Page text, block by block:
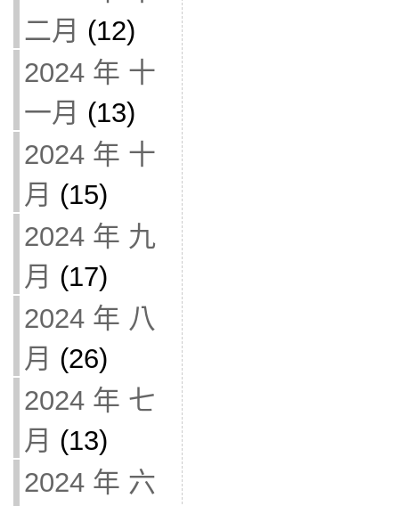
二月 (12)
2024 年 十
一月 (13)
2024 年 十
月 (15)
2024 年 九
月 (17)
2024 年 八
月 (26)
2024 年 七
月 (13)
2024 年 六